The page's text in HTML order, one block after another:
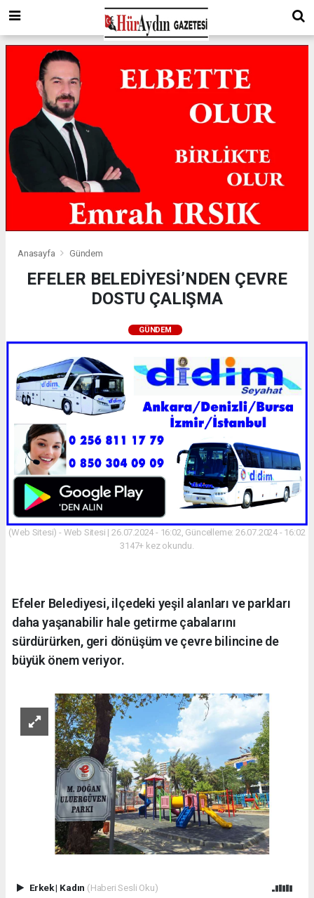
Anasayfa Gündem
EFELER BELEDİYESİ’NDEN ÇEVRE
DOSTU ÇALIŞMA
GÜNDEM
(Web Sitesi) - Web Sitesi | 26.07.2024 - 16:02, Güncelleme: 26.07.2024 - 16:02
3147+ kez okundu.
Efeler Belediyesi, ilçedeki yeşil alanları ve parkları
daha yaşanabilir hale getirme çabalarını
sürdürürken, geri dönüşüm ve çevre bilincine de
büyük önem veriyor.
Erkek| Kadın (Haberi Sesli Oku)